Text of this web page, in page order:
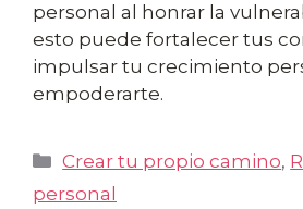
personal al honrar la
esto puede fortalecer tus
impulsar tu crecimiento
empoderarte.
Categorías
Crear tu propio camino,
personal